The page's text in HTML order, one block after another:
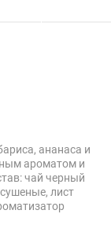
ананаса и
ароматом и
чай черный
лист